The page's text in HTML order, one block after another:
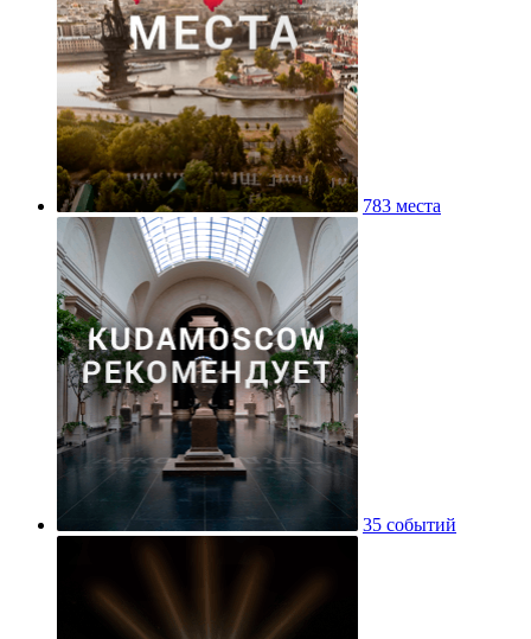
783 места
35 событий